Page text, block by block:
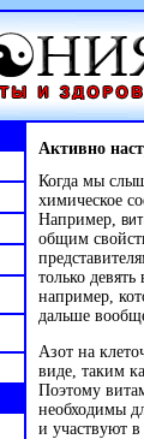
Активно
Когда мы
химическое
Например,
общим
только
например,
дальше
Азот на
виде, таким
Поэтому
необходимы
и участвуют